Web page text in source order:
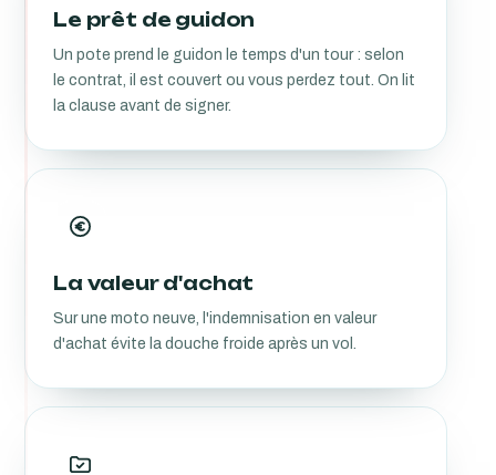
Le prêt de guidon
Un pote prend le guidon le temps d'un tour : selon
le contrat, il est couvert ou vous perdez tout. On lit
la clause avant de signer.
La valeur d'achat
Sur une moto neuve, l'indemnisation en valeur
d'achat évite la douche froide après un vol.